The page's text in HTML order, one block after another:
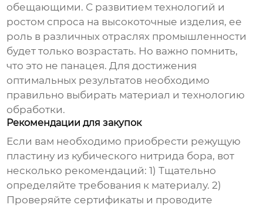
обещающими. С развитием технологий и
ростом спроса на высокоточные изделия, ее
роль в различных отраслях промышленности
будет только возрастать. Но важно помнить,
что это не панацея. Для достижения
оптимальных результатов необходимо
правильно выбирать материал и технологию
обработки.
Рекомендации для закупок
Если вам необходимо приобрести режущую
пластину из кубического нитрида бора, вот
несколько рекомендаций: 1) Тщательно
определяйте требования к материалу. 2)
Проверяйте сертификаты и проводите